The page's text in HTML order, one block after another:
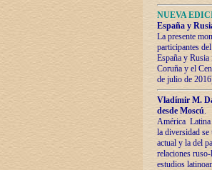
NUEVA
España y
La presente
participantes
España y
Coruña y el
de julio de
Vladímir М.
desde Moscú.
América Latina
la diversidad
actual у lа del
relaciones
estudios